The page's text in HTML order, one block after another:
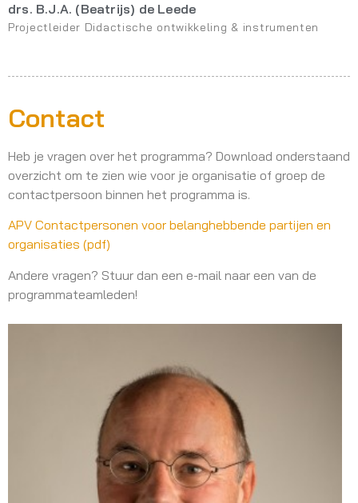
drs. B.J.A. (Beatrijs) de Leede
Projectleider Didactische ontwikkeling & instrumenten
Contact
Heb je vragen over het programma? Download onderstaand
overzicht om te zien wie voor je organisatie of groep de
contactpersoon binnen het programma is.
APV Contactpersonen voor belanghebbende partijen en
organisaties (pdf)
Andere vragen? Stuur dan een e-mail naar een van de
programmateamleden!